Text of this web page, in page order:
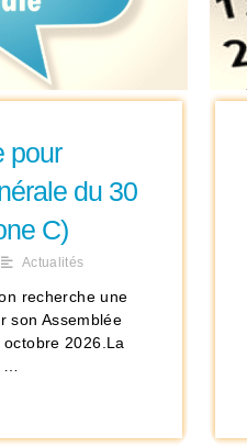
pour
du 30
C)
Actualités
recherche une
son Assemblée
2026.La